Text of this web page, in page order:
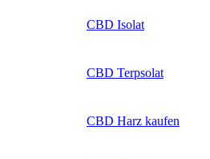
CBD Isolat
CBD Terpsolat
CBD Harz kaufen